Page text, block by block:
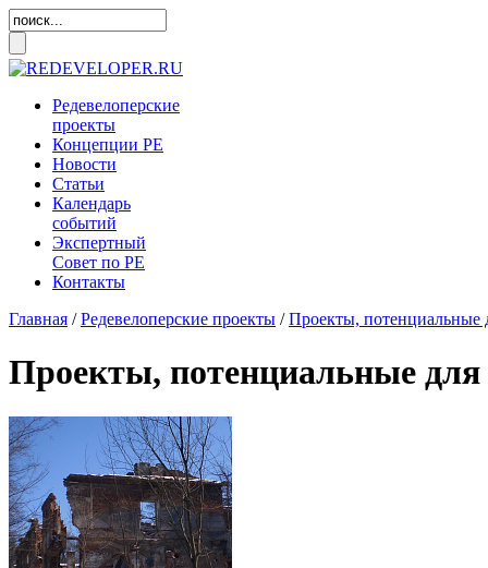
Редевелоперские
проекты
Концепции РЕ
Новости
Статьи
Календарь
событий
Экспертный
Совет по РЕ
Контакты
Главная /Редевелоперские проекты /Проекты, потенциальные
Проекты, потенциальные для